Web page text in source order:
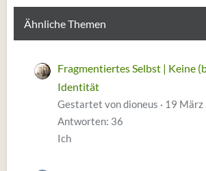
Ähnliche Themen
Fragmentiertes Selbst | Keine
Identität
Gestartet von dioneus
19 März
Antworten: 36
Ich